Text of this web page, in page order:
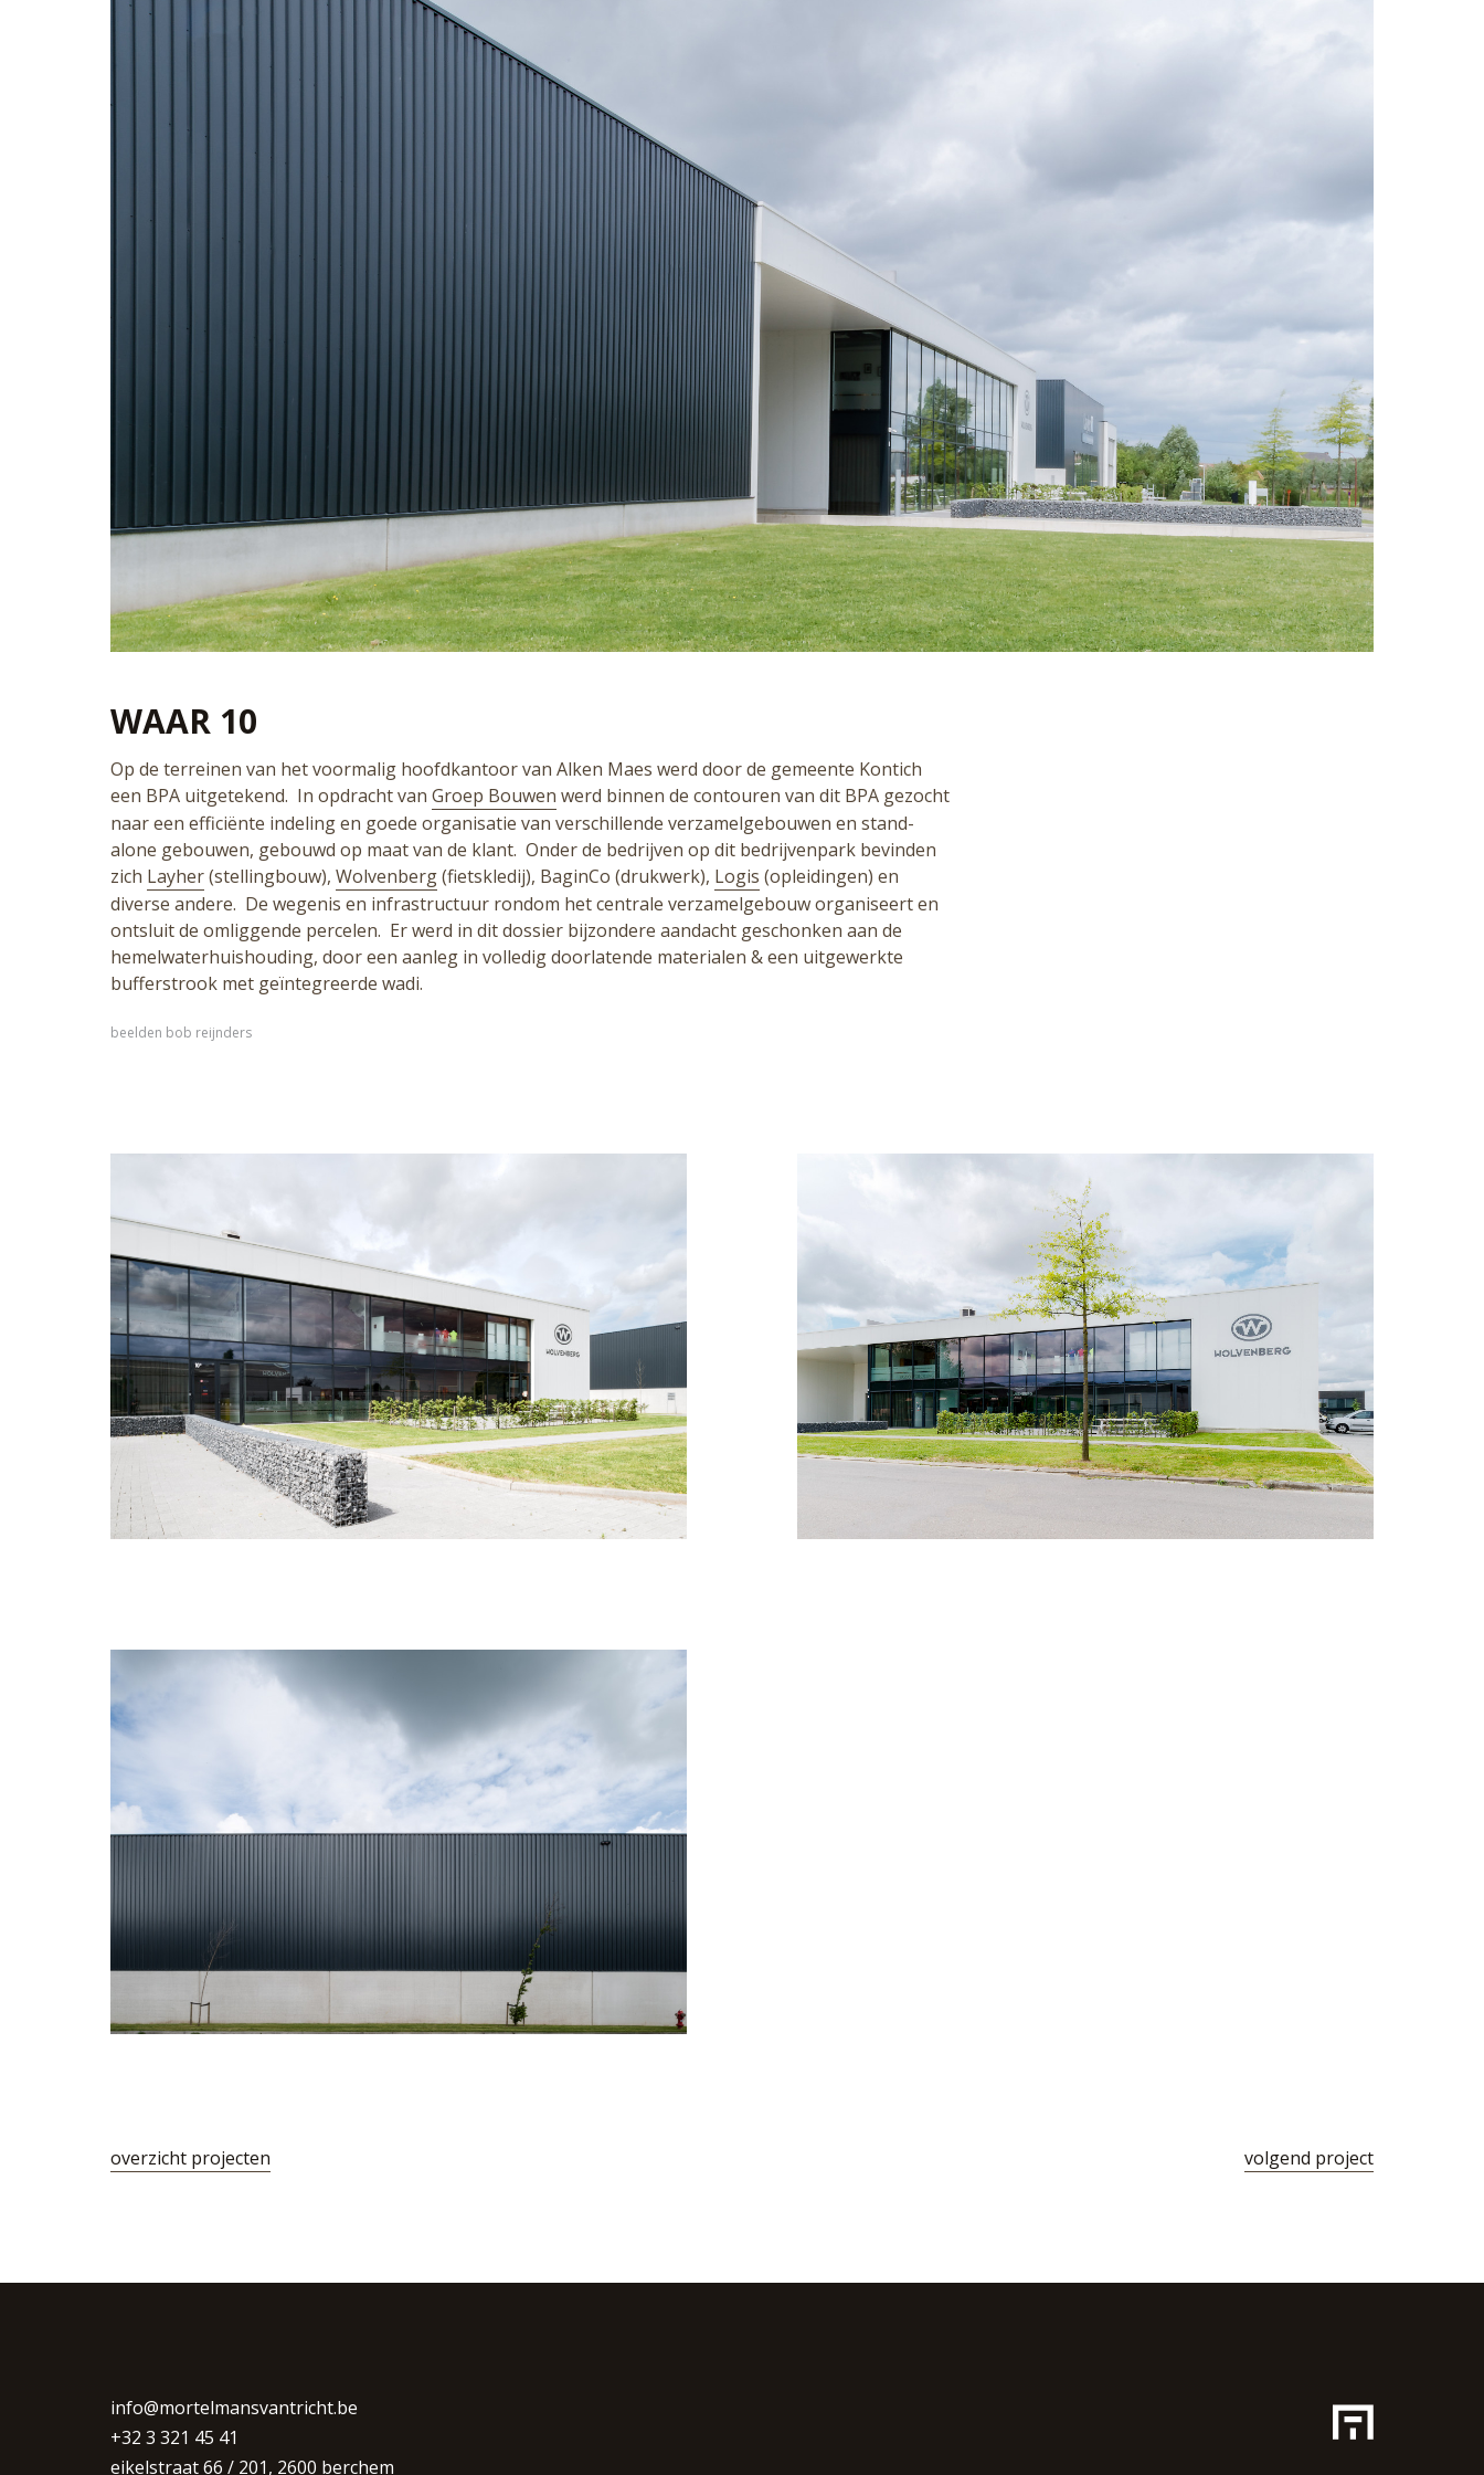
WAAR 10
Op de terreinen van het voormalig hoofdkantoor van Alken Maes werd door de gemeente Kontich
een BPA uitgetekend. In opdracht van Groep Bouwen werd binnen de contouren van dit BPA gezocht
naar een efficiënte indeling en goede organisatie van verschillende verzamelgebouwen en stand-
alone gebouwen, gebouwd op maat van de klant. Onder de bedrijven op dit bedrijvenpark bevinden
zich Layher(stellingbouw), Wolvenberg(fietskledij), BaginCo (drukwerk), Logis (opleidingen) en
diverse andere. De wegenis en infrastructuur rondom het centrale verzamelgebouw organiseert en
ontsluit de omliggende percelen. Er werd in dit dossier bijzondere aandacht geschonken aan de
hemelwaterhuishouding, door een aanleg in volledig doorlatende materialen & een uitgewerkte
bufferstrook met geïntegreerde wadi.
beelden bob reijnders
overzicht projecten volgend project
info@mortelmansvantricht.be
+32 3 321 45 41
eikelstraat 66 / 201, 2600 berchem